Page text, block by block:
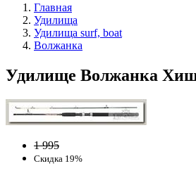
Главная
Удилища
Удилища surf, boat
Волжанка
Удилище Волжанка
1 995
Скидка 19%